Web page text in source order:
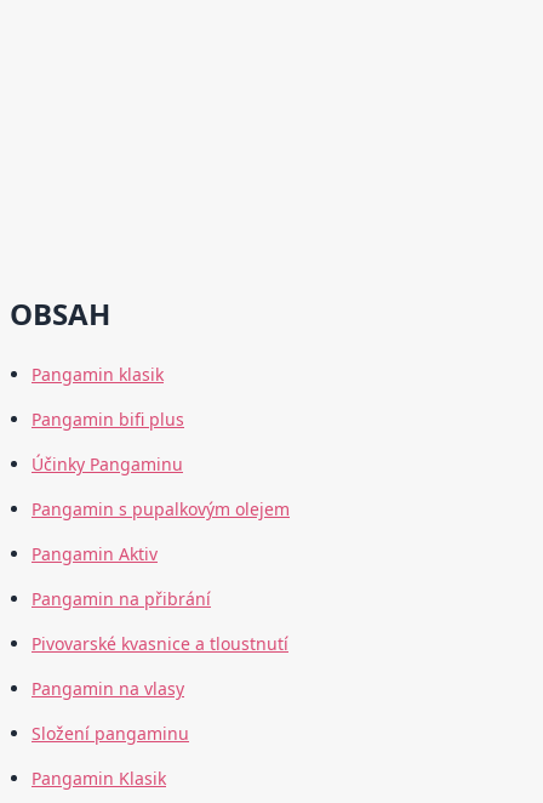
OBSAH
Pangamin klasik
Pangamin bifi plus
Účinky Pangaminu
Pangamin s pupalkovým olejem
Pangamin Aktiv
Pangamin na přibrání
Pivovarské kvasnice a tloustnutí
Pangamin na vlasy
Složení pangaminu
Pangamin Klasik